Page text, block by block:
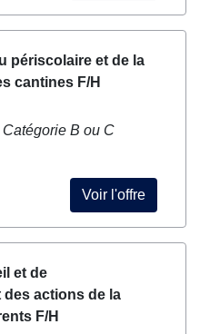
périscolaire et de la
cantines F/H
B ou C
Voir l'offre
et de
actions de la
F/H